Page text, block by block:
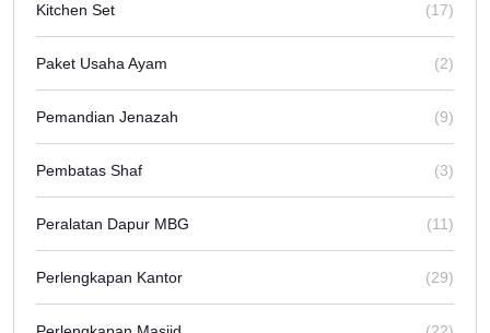
Kitchen Set (17)
Paket Usaha Ayam (2)
Pemandian Jenazah (9)
Pembatas Shaf (3)
Peralatan Dapur MBG (11)
Perlengkapan Kantor (29)